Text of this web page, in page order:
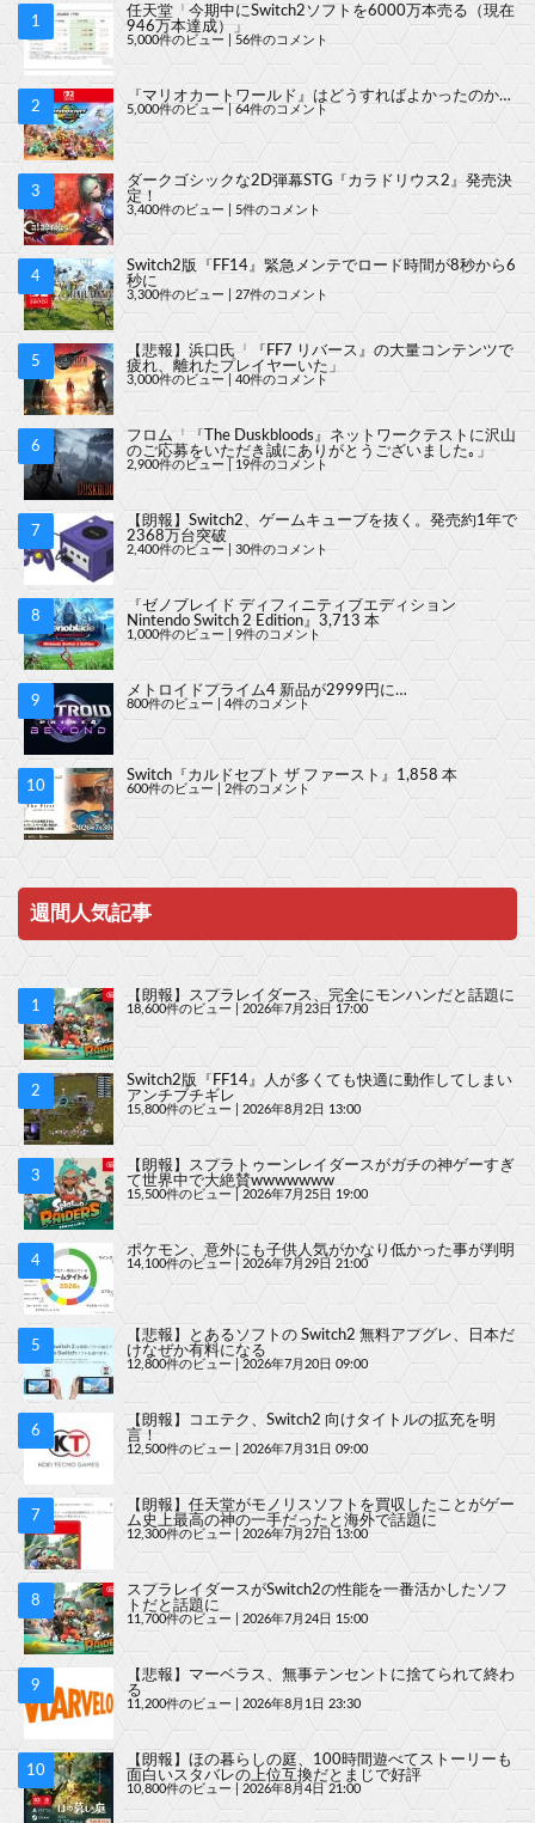
任天堂「今期中にSwitch2ソフトを6000万本売る（現在
946万本達成）」
5,000件のビュー 56件のコメント
『マリオカートワールド』はどうすればよかったのか…
5,000件のビュー 64件のコメント
ダークゴシックな2D弾幕STG『カラドリウス2』発売決
定！
3,400件のビュー 5件のコメント
Switch2版『FF14』緊急メンテでロード時間が8秒から6
秒に
3,300件のビュー 27件のコメント
【悲報】浜口氏「『FF7 リバース』の大量コンテンツで
疲れ、離れたプレイヤーいた」
3,000件のビュー 40件のコメント
フロム「『The Duskbloods』ネットワークテストに沢山
のご応募をいただき誠にありがとうございました｡」
2,900件のビュー 19件のコメント
【朗報】Switch2、ゲームキューブを抜く。発売約1年で
2368万台突破
2,400件のビュー| 30件のコメント
『ゼノブレイド ディフィニティブエディション
Nintendo Switch 2 Edition』3,713 本
1,000件のビュー 9件のコメント
メトロイドプライム4 新品が2999円に…
800件のビュー 4件のコメント
Switch『カルドセプト ザ ファースト』1,858 本
600件のビュー 2件のコメント
週間人気記事
【朗報】スプラレイダース、完全にモンハンだと話題に
18,600件のビュー 2026年7月23日 17:00
Switch2版『FF14』人が多くても快適に動作してしまい
アンチブチギレ
15,800件のビュー 2026年8月2日 13:00
【朗報】スプラトゥーンレイダースがガチの神ゲーすぎ
て世界中で大絶賛wwwwwww
15,500件のビュー 2026年7月25日 19:00
ポケモン、意外にも子供人気がかなり低かった事が判明
14,100件のビュー |2026年7月29日 21:00
【悲報】とあるソフトの Switch2 無料アプグレ、日本だ
けなぜか有料になる
12,800件のビュー 2026年7月20日 09:00
【朗報】コエテク、Switch2 向けタイトルの拡充を明
言！
12,500件のビュー 2026年7月31日 09:00
【朗報】任天堂がモノリスソフトを買収したことがゲー
ム史上最高の神の一手だったと海外で話題に
12,300件のビュー | 2026年7月27日 13:00
スプラレイダースがSwitch2の性能を一番活かしたソフ
トだと話題に
11,700件のビュー 2026年7月24日 15:00
【悲報】マーベラス、無事テンセントに捨てられて終わ
る
11,200件のビュー 2026年8月1日 23:30
【朗報】ほの暮らしの庭、100時間遊べてストーリーも
面白いスタバレの上位互換だとまじで好評
10,800件のビュー | 2026年8月4日 21:00